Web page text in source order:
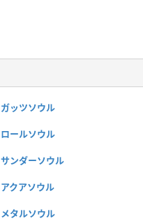
ガッツソウル
ロールソウル
サンダーソウル
アクアソウル
メタルソウル